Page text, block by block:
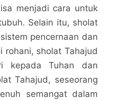
menjadi cara untuk
Selain itu, sholat
pencernaan dan
rohani, sholat Tahajud
kepada Tuhan dan
Tahajud, seseorang
semangat dalam